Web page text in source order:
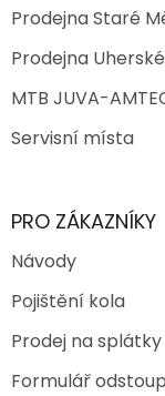
Prodejna Staré
Prodejna
MTB JUVA-
Servisní místa
PRO ZÁKAZNÍKY
Návody
Pojištění kola
Prodej na splátky
Formulář